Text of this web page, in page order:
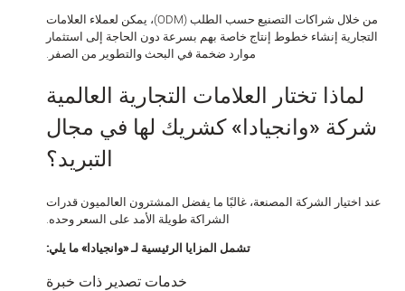
من خلال شراكات التصنيع حسب الطلب (ODM)، يمكن لعملاء العلامات
إنشاء خطوط إنتاج خاصة بهم بسرعة دون الحاجة إلى استثمار
موارد ضخمة في البحث والتطوير من الصفر.
لماذا تختار العلامات التجارية العالمية
«وانجيادا» كشريك لها في مجال
التبريد؟
اختيار الشركة المصنعة، غالبًا ما يفضل المشترون العالميون قدرات
الشراكة طويلة الأمد على السعر وحده.
تشمل المزايا الرئيسية لـ «وانجيادا» ما يلي:
خدمات تصدير ذات خبرة